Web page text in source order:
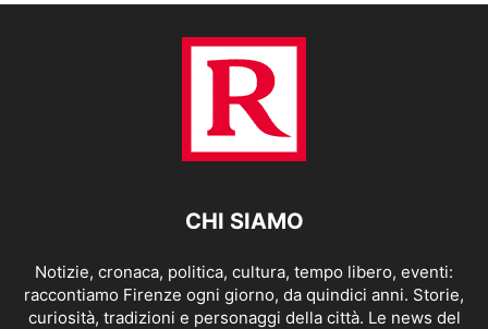
CHI SIAMO
Notizie, cronaca, politica, cultura, tempo libero, eventi:
raccontiamo Firenze ogni giorno, da quindici anni. Storie,
curiosità, tradizioni e personaggi della città. Le news del